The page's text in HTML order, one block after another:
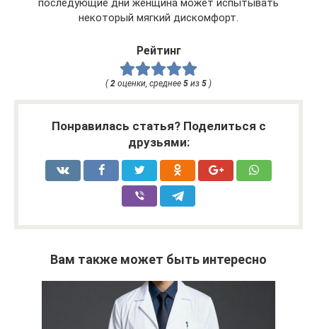
некоторый мягкий дискомфорт.
Рейтинг
( 2 оценки, среднее 5 из 5 )
Понравилась статья? Поделиться с
друзьями:
Вам также может быть интересно